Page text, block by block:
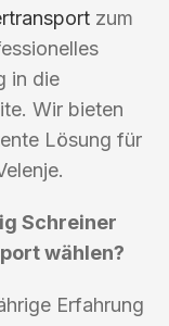
zum
in die
Wir bieten
Lösung für
Schreiner
wählen?
Erfahrung